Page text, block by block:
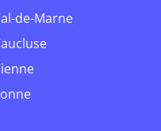
Val-de-Marne
Vaucluse
Vienne
Yonne